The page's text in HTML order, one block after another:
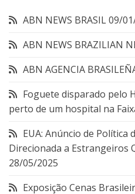
ABN NEWS BRASIL09/
ABN NEWS BRAZILIAN
ABN AGENCIA
Foguete disparado pelo
perto de um hospital na
EUA: Anúncio de Política
Direcionada a Estrangeiros
28/05/2025
Exposição Cenas